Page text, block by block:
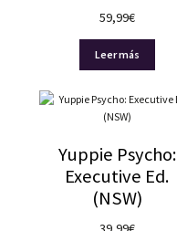
59,99€
Leer más
Yuppie Psycho:
Executive Ed.
(NSW)